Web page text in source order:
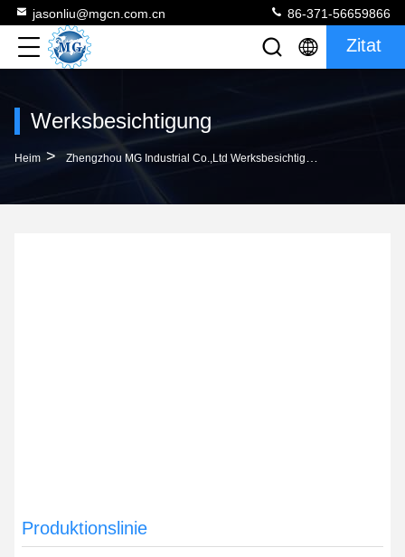
jasonliu@mgcn.com.cn 86-371-56659866
Zitat
Werksbesichtigung
Heim > Zhengzhou MG Industrial Co.,Ltd Werksbesichtigung
Produktionslinie